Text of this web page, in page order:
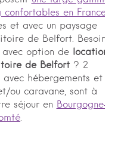
confortables en France
et avec un paysage
de Belfort. Besoin
avec option de location
de Belfort ? 2
hébergements et
ou caravane, sont à
séjour en Bourgogne-
.